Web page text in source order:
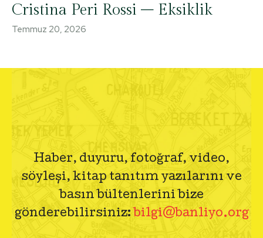
Cristina Peri Rossi – Eksiklik
Temmuz 20, 2026
Haber, duyuru, fotoğraf, video,
söyleşi, kitap tanıtım yazılarını ve
basın bültenlerini bize
gönderebilirsiniz: bilgi@banliyo.org